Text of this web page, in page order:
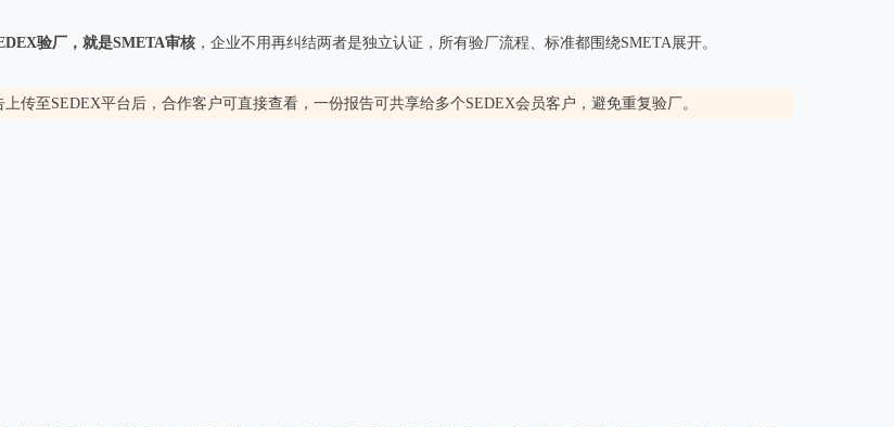
验厂，就是SMETA审核 ，企业不用再纠结两者是独立认证，所有验厂流程、标准都围绕SMETA展开。
上传至SEDEX平台后，合作客户可直接查看，一份报告可共享给多个SEDEX会员客户，避免重复验厂。